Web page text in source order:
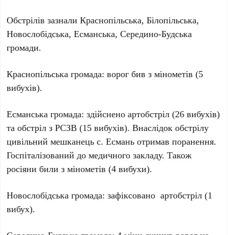
Обстрілів зазнали Краснопільська, Білопільська,
Новослобідська, Есманська, Середино-Будська
громади.
Краснопільська громада: ворог бив з мінометів (5
вибухів).
Есманська громада: здійснено артобстріл (26 вибухів)
та обстріл з РСЗВ (15 вибухів). Внаслідок обстрілу
цивільний мешканець с. Есмань отримав поранення.
Госпіталізований до медичного закладу. Також
росіяни били з мінометів (4 вибухи).
Новослобідська громада: зафіксовано артобстріл (1
вибух).